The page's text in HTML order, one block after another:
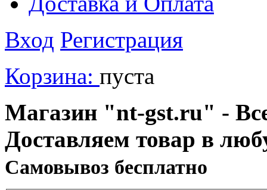
Вход Регистрация
Корзина: пуста
Магазин "nt-gst.ru" -
Доставляем товар в
Cамовывоз бесплатно